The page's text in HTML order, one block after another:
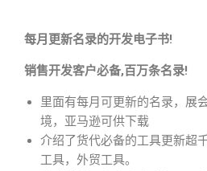
每月更新名录的开发电子书!
销售开发客户必备,百万条名录!
里面有每月可更新的名录，展
境，亚马逊可供下载
介绍了货代必备的工具更新超
工具，外贸工具。